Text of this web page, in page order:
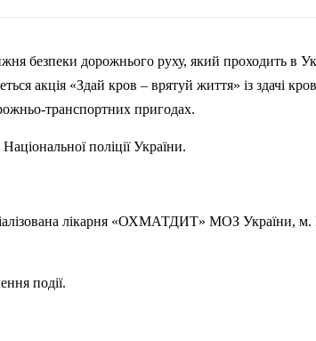
безпеки дорожнього руху, який проходить в
акція «Здай кров – врятуй життя» із здачі
транспортних пригодах.
поліції України.
лікарня «ОХМАТДИТ» МОЗ України, м.
події.